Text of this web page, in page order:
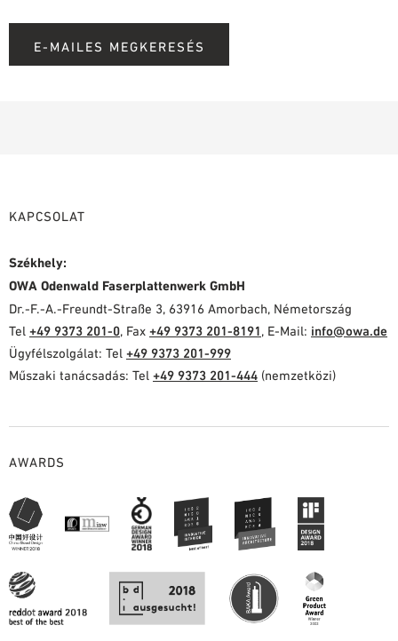
E-MAILES MEGKERESÉS
KAPCSOLAT
Székhely:
OWA Odenwald Faserplattenwerk GmbH
Dr.-F.-A.-Freundt-Straße 3, 63916 Amorbach, Németország
Tel +49 9373 201-0, Fax +49 9373 201-8191, E-Mail: info@owa.de
Ügyfélszolgálat: Tel +49 9373 201-999
Műszaki tanácsadás: Tel +49 9373 201-444 (nemzetközi)
AWARDS